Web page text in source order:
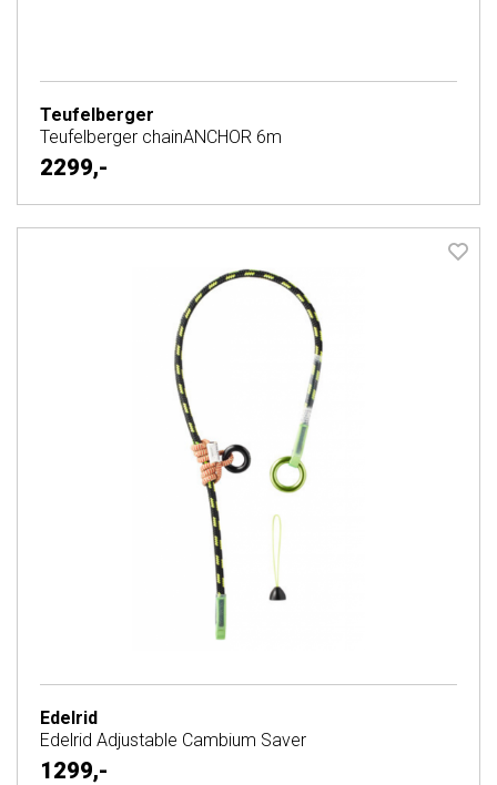
Teufelberger
Teufelberger chainANCHOR 6m
2299,-
Edelrid
Edelrid Adjustable Cambium Saver
1299,-